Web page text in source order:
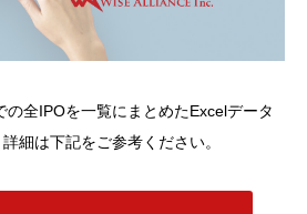
の全IPOを一覧にまとめたExcelデータ
細は下記をご参考ください。